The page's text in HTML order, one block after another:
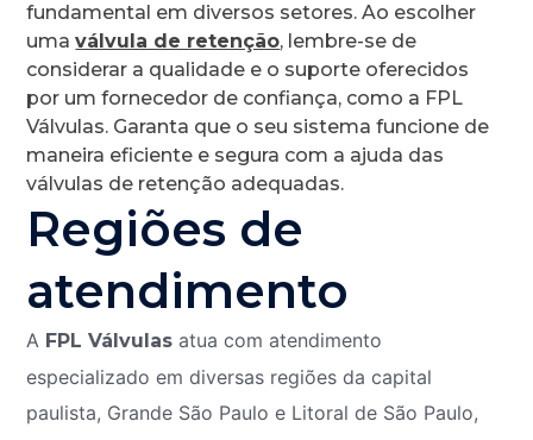
fundamental em diversos setores. Ao escolher
umaválvula de retenção, lembre-se de
considerar a qualidade e o suporte oferecidos
por um fornecedor de confiança, como a FPL
Válvulas. Garanta que o seu sistema funcione de
maneira eficiente e segura com a ajuda das
válvulas de retenção adequadas.
Regiões de
atendimento
A FPL Válvulas atua com atendimento
especializado em diversas regiões da capital
paulista, Grande São Paulo e Litoral de São Paulo,